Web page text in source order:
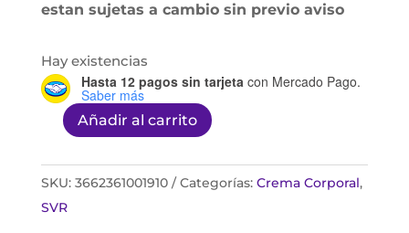
estan sujetas a cambio sin previo aviso
Hay existencias
Hasta 12 pagos sin tarjetacon Mercado Pago.
Saber más
Topialyse
200ml
cantidad
Añadir al carrito
SKU: 3662361001910 Categorías: Crema Corporal,
SVR